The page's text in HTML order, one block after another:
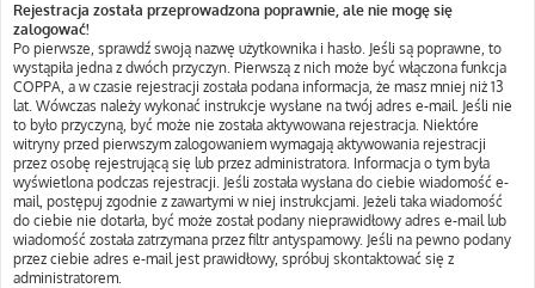
Rejestracja została przeprowadzona poprawnie, ale nie mogę się
zalogować!
Po pierwsze, sprawdź swoją nazwę użytkownika i hasło. Jeśli są poprawne, to
wystąpiła jedna z dwóch przyczyn. Pierwszą z nich może być włączona funkcja
COPPA, a w czasie rejestracji została podana informacja, że masz mniej niż 13
lat. Wówczas należy wykonać instrukcje wysłane na twój adres e-mail. Jeśli nie
to było przyczyną, być może nie została aktywowana rejestracja. Niektóre
witryny przed pierwszym zalogowaniem wymagają aktywowania rejestracji
przez osobę rejestrującą się lub przez administratora. Informacja o tym była
wyświetlona podczas rejestracji. Jeśli została wysłana do ciebie wiadomość e-
mail, postępuj zgodnie z zawartymi w niej instrukcjami. Jeżeli taka wiadomość
do ciebie nie dotarła, być może został podany nieprawidłowy adres e-mail lub
wiadomość została zatrzymana przez filtr antyspamowy. Jeśli na pewno podany
przez ciebie adres e-mail jest prawidłowy, spróbuj skontaktować się z
administratorem.